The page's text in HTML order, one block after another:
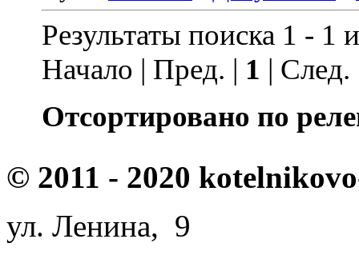
Результаты поиска 1 - 1
Начало | Пред. | 1 |
Отсортировано по
© 2011 - 2020
ул. Ленина, 9